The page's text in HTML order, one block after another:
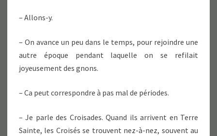
– Allons-y.
– On avance un peu dans le temps, pour rejoindre une
autre époque pendant laquelle on se refilait
joyeusement des gnons.
– Ca peut correspondre à pas mal de périodes.
– Je parle des Croisades. Quand ils arrivent en Terre
Sainte, les Croisés se trouvent nez-à-nez, souvent au